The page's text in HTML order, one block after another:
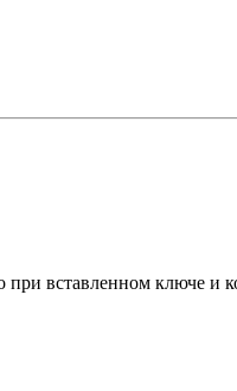
при вставленном ключе